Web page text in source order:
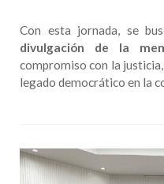
Con esta jornada, se
divulgación de la
compromiso con la
legado democrático en la